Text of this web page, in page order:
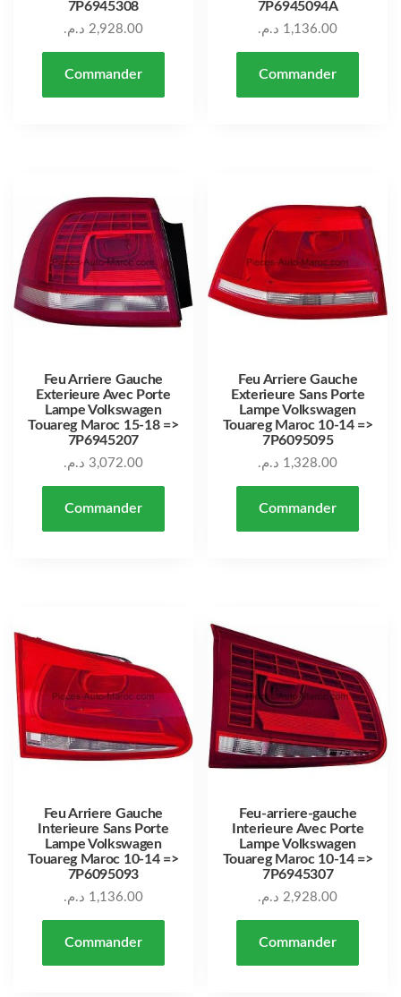
7P6945308
2,928.00 د.م.
Commander
7P6945094A
1,136.00 د.م.
Commander
Feu Arriere Gauche
Exterieure Avec Porte
Lampe Volkswagen
Touareg Maroc 15-18 =>
7P6945207
3,072.00 د.م.
Commander
Feu Arriere Gauche
Exterieure Sans Porte
Lampe Volkswagen
Touareg Maroc 10-14 =>
7P6095095
1,328.00 د.م.
Commander
Feu Arriere Gauche
Interieure Sans Porte
Lampe Volkswagen
Touareg Maroc 10-14 =>
7P6095093
1,136.00 د.م.
Commander
Feu-arriere-gauche
Interieure Avec Porte
Lampe Volkswagen
Touareg Maroc 10-14 =>
7P6945307
2,928.00 د.م.
Commander